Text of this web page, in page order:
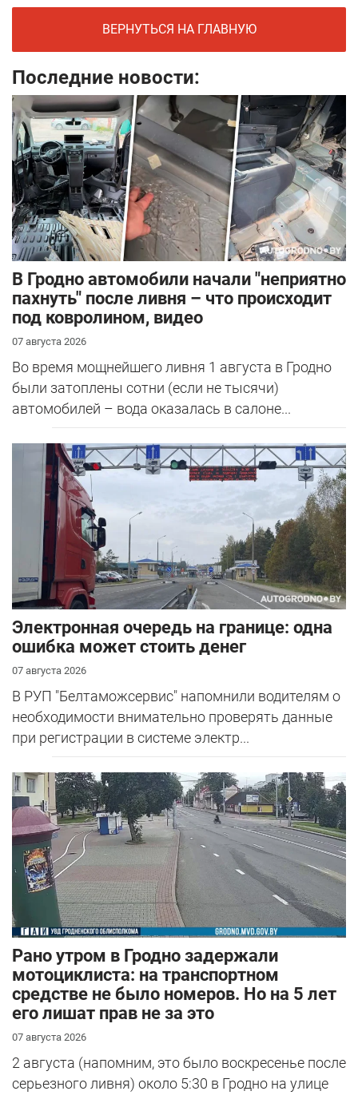
ВЕРНУТЬСЯ НА ГЛАВНУЮ
Последние новости:
В Гродно автомобили начали "неприятно
пахнуть" после ливня – что происходит
под ковролином, видео
07 августа 2026
Во время мощнейшего ливня 1 августа в Гродно
были затоплены сотни (если не тысячи)
автомобилей – вода оказалась в салоне...
Электронная очередь на границе: одна
ошибка может стоить денег
07 августа 2026
В РУП "Белтаможсервис" напомнили водителям о
необходимости внимательно проверять данные
при регистрации в системе электр...
Рано утром в Гродно задержали
мотоциклиста: на транспортном
средстве не было номеров. Но на 5 лет
его лишат прав не за это
07 августа 2026
2 августа (напомним, это было воскресенье после
серьезного ливня) около 5:30 в Гродно на улице